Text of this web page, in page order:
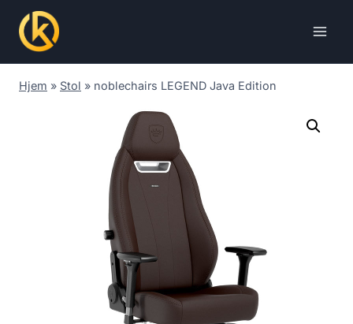
content
Hjem » Stol » noblechairs LEGEND Java Edition